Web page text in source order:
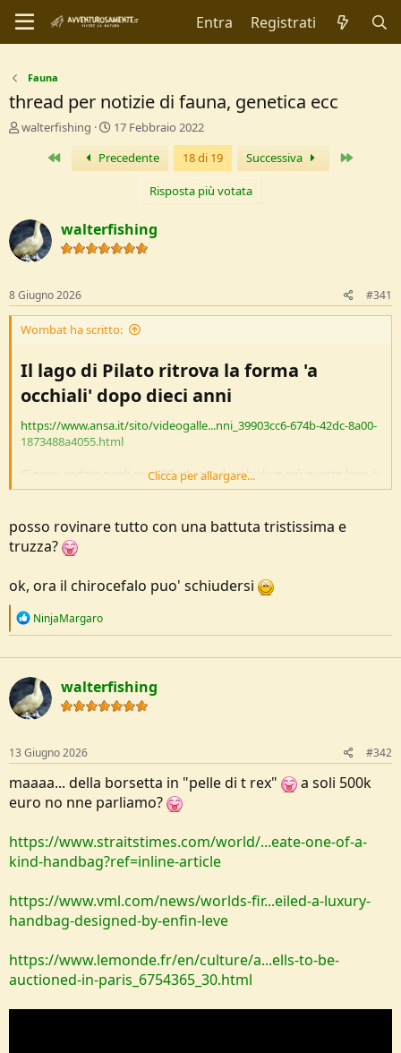
Entra Registrati
Fauna
thread per notizie di fauna, genetica ecc
C
r
e
D
s
c
u
s
i
n
walterfishing
D
t
a
I
n
i
o
17 Febbraio 2022
Primo Precedente 18 di 19 Successiva
Risposta più votata
walterfishing
8 Giugno 2026 #341
Wombat ha scritto:
Il lago di Pilato ritrova la forma 'a
occhiali' dopo dieci anni​
https://www.ansa.it/sito/videogalle...nni_39903cc6-674b-42dc-8a00-
1873488a4055.html
Ci sono andato negli anni '90 ed era ad occhiali; in più questo lago è
importante perchè ci vive una specie endemica: il Chirocefalo del
https://it.wikipedia.org/wiki/Chirocephalus_marchesonii
Clicca per allargare...
posso rovinare tutto con una battuta tristissima e
truzza?
ok, ora il chirocefalo puo' schiudersi
R
c
t
i
o
n
:
NinjaMargaro
walterfishing
13 Giugno 2026 #342
maaaa... della borsetta in "pelle di t rex"
a soli 500k
euro no nne parliamo?
https://www.straitstimes.com/world/...eate-one-of-a-
kind-handbag?ref=inline-article
https://www.vml.com/news/worlds-fir...eiled-a-luxury-
handbag-designed-by-enfin-leve
https://www.lemonde.fr/en/culture/a...ells-to-be-
auctioned-in-paris_6754365_30.html